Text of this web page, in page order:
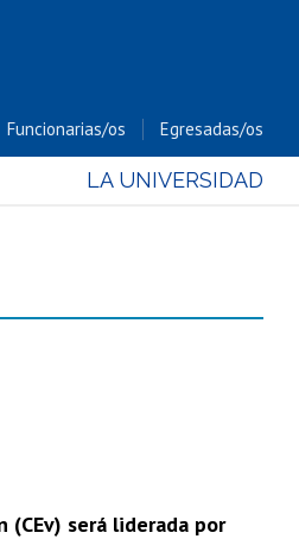
Funcionarias/os Egresadas/os
LA UNIVERSIDAD
será liderada por